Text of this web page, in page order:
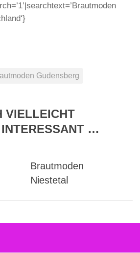
Gudensberg
VIELLEICHT
…
Brautmoden
Niestetal